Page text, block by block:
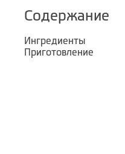
Содержание
Ингредиенты
Приготовление